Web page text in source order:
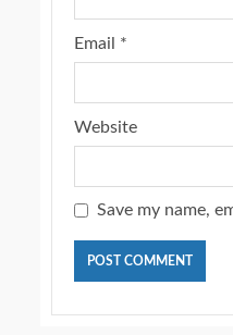
Email *
Website
Save my name,